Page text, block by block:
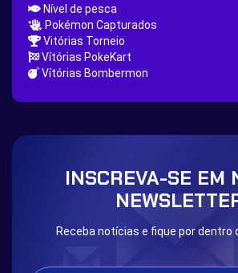
Snowboard Outfit Quest
Boost Stone
Primeiros 251 Pokemons na Pokedex
Eternal Dark Quest Door 999
Nível de pesca
Pokémon Capturados
Vitórias Torneio
Vítórias PokeKart
Vítórias Bombermon
INSCREVA-SE EM
Receba notícias e fique por dentro